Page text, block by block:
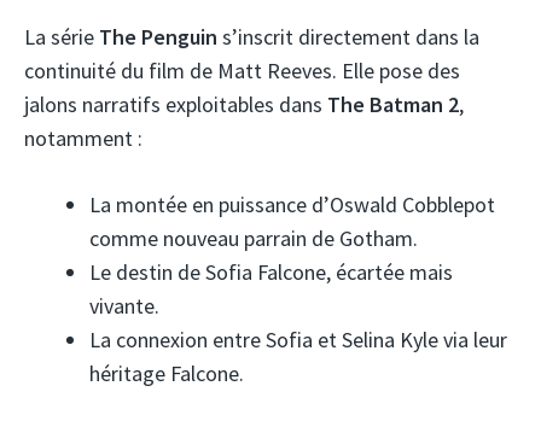
La série The Penguin s’inscrit directement dans la
continuité du film de Matt Reeves. Elle pose des
jalons narratifs exploitables dans The Batman 2,
notamment :
La montée en puissance d’Oswald Cobblepot
comme nouveau parrain de Gotham.
Le destin de Sofia Falcone, écartée mais
vivante.
La connexion entre Sofia et Selina Kyle via leur
héritage Falcone.